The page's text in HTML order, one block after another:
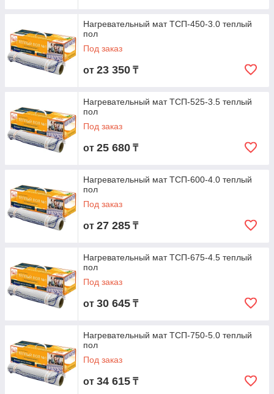
Нагревательный мат ТСП-450-3.0 теплый
пол
Под заказ
от 23 350 ₸
Нагревательный мат ТСП-525-3.5 теплый
пол
Под заказ
от 25 680 ₸
Нагревательный мат ТСП-600-4.0 теплый
пол
Под заказ
от 27 285 ₸
Нагревательный мат ТСП-675-4.5 теплый
пол
Под заказ
от 30 645 ₸
Нагревательный мат ТСП-750-5.0 теплый
пол
Под заказ
от 34 615 ₸